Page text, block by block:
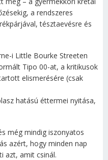
a rendszeres
tésztaevésre és
i Little Bourke Streeten
Tipo 00-at, a kritikusok
elismerésére (csak
hatású éttermei nyitása,
még mindig iszonyatos
azért, hogy minden nap
azt, amit csinál.